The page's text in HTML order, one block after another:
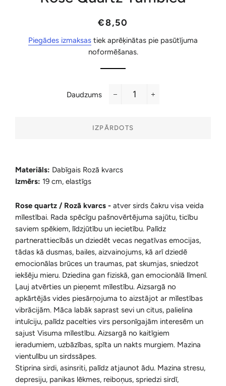
Parastā
Akcijas
€8,50
Piegādes izmaksas tiek aprēķinātas pie pasūtījuma
noformēšanas.
Daudzums
IZPĀRDOTS
Materiāls: Dabīgais Rozā kvarcs
Izmērs: 19 cm, elastīgs
Rose quartz / Rozā kvarcs - atver sirds čakru visa veida
mīlestībai. Rada spēcīgu pašnovērtējuma sajūtu, ticību
saviem spēkiem, līdzjūtību un iecietību. Palīdz
partnerattiecībās un dziedēt vecas negatīvas emocijas,
tādas kā dusmas, bailes, aizvainojums, kā arī dziedē
emocionālas brūces un traumas, pat skumjas, sniedzot
iekšēju mieru. Dziedina gan fiziskā, gan emocionālā līmenī.
Ļauj atvērties un pieņemt mīlestību. Aizsargā no
apkārtējās vides piesārņojuma to aizstājot ar mīlestības
vibrācijām. Māca labāk saprast sevi un citus, palielina
intuīciju, palīdz pacelties virs personīgajām interesēm un
sajust Visuma mīlestību. Aizsargā no kaitīgiem
ieradumiem, uzbāzības, spīta un nakts murgiem. Mazina
vientulību un sirdssāpes.
Stiprina sirdi, asinsriti, palīdz atjaunot ādu. Mazina stresu,
depresiju, panikas lēkmes, reiboņus, spriedzi sirdī,